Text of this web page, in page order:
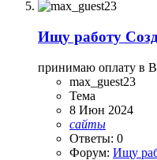
Ищу работу
принимаю оплату в
max_guest23
Тема
8 Июн 2024
сайты
Ответы: 0
Форум: Ищу